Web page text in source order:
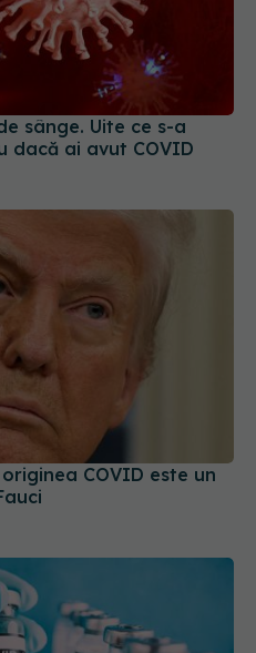
sânge. Uite ce s-a
dacă ai avut COVID
COVID este un